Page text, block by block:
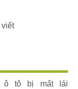
ô tô bị mất lái